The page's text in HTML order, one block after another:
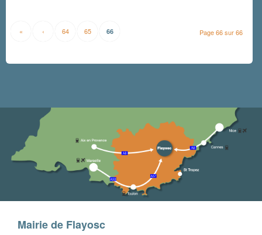
Page 66 sur 66
« ‹ 64 65 66
Mairie de Flayosc